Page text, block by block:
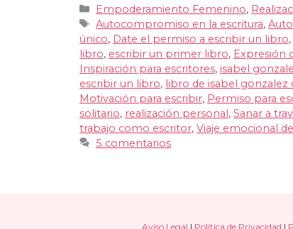
Categorías
Empoderamiento Femenino,
Etiquetas
Autocompromiso en la escritura,
único, Date el permiso a escribir un libro,
libro, escribir un primer libro, Expresión
Inspiración para escritores, isabel
escribir un libro, libro de isabel gonzalez
Motivación para escribir, Permiso para
solitario, realización personal, Sanar a
trabajo como escritor, Viaje emocional
5 comentarios
Aviso Legal | Política de Privacidad |